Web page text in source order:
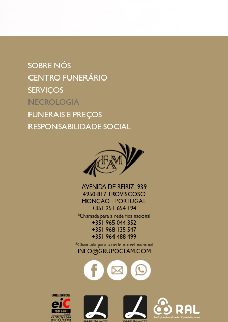
SOBRE NÓS
CENTRO FUNERÁRIO
SERVIÇOS
NECROLOGIA
FUNERAIS E PREÇOS
RESPONSABILIDADE SOCIAL
AVENIDA DE REIRIZ, 939
4950-817 TROVISCOSO
MONÇÃO - PORTUGAL
+351 251 654 194
*Chamada para a rede fixa nacional
+351 965 044 352
+351 968 135 547
+351 964 488 499
*Chamada para a rede móvel nacional
INFO@GRUPOCFAM.COM